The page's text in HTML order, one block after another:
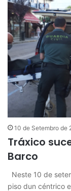
10 de Setembro de
Tráxico
Barco
Neste 10 de
piso dun céntrico